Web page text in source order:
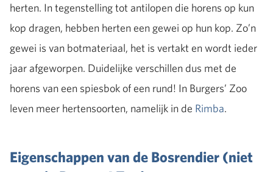
herten. In tegenstelling tot antilopen die horens op kun
kop dragen, hebben herten een gewei op hun kop. Zo’n
gewei is van botmateriaal, het is vertakt en wordt ieder
jaar afgeworpen. Duidelijke verschillen dus met de
horens van een spiesbok of een rund! In Burgers’ Zoo
leven meer hertensoorten, namelijk in de Rimba.
Eigenschappen van de Bosrendier (niet